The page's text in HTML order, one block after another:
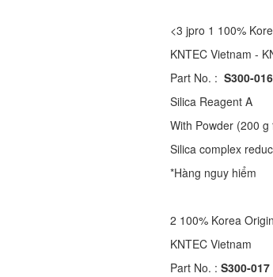
<3 jpro 1 100%
KNTEC Vietnam -
Part No. : S300-016
Silica Reagent A
With Powder (200
Silica complex
*Hàng nguy hiểm
2 100% Korea Origin
KNTEC Vietnam
Part No. : S300-017